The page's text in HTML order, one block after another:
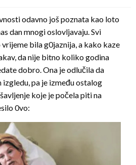
odavno još poznata kao loto
dan mnogi oslovljavaju. Svi
vrijeme bila g0jaznija, a kako kaze
da nije bitno koliko godina
dobro. Ona je odlučila da
izgledu, pa je između ostalog
koje je počela piti na
0vo: